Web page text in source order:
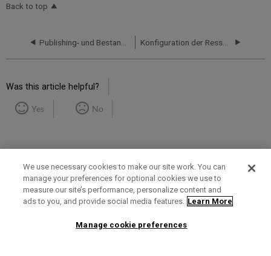
Back to top
Was this article helpful?
Yes No
Term of Use Privacy Policy Contact Us
We use necessary cookies to make our site work. You can
manage your preferences for optional cookies we use to
measure our site’s performance, personalize content and
ads to you, and provide social media features. Learn More
Manage cookie preferences